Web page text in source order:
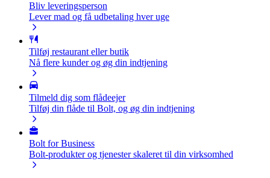
Bliv leveringsperson
Lever mad og få udbetaling hver uge
Tilføj restaurant eller butik
Nå flere kunder og øg din indtjening
Tilmeld dig som flådeejer
Tilføj din flåde til Bolt, og øg din indtjening
Bolt for Business
Bolt-produkter og tjenester skaleret til din virksomhed